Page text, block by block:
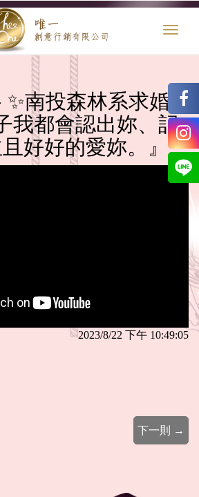
南投森林系求婚 -
我都會認出妳、記
好好的愛妳。』
2023/8/22 下午 10:49:05
下一則 →